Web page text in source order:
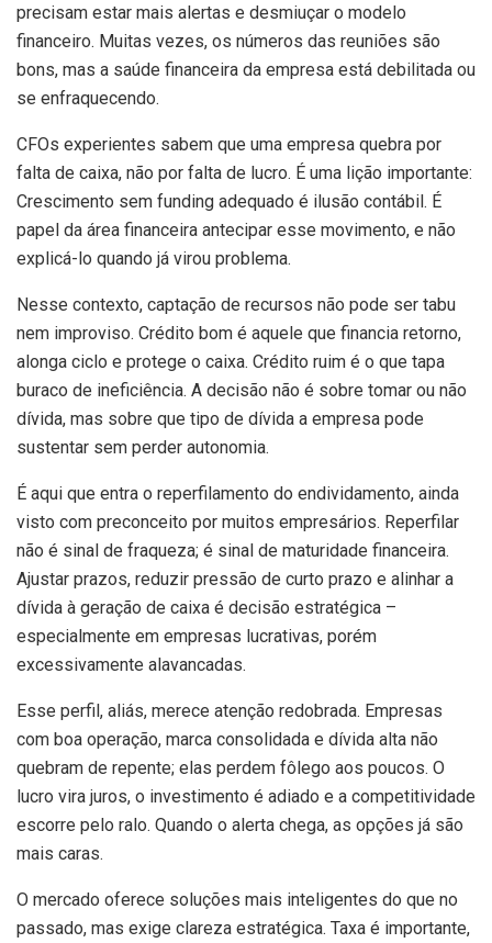
precisam estar mais alertas e desmiuçar o modelo
financeiro. Muitas vezes, os números das reuniões são
bons, mas a saúde financeira da empresa está debilitada ou
se enfraquecendo.
CFOs experientes sabem que uma empresa quebra por
falta de caixa, não por falta de lucro. É uma lição importante:
Crescimento sem funding adequado é ilusão contábil. É
papel da área financeira antecipar esse movimento, e não
explicá-lo quando já virou problema.
Nesse contexto, captação de recursos não pode ser tabu
nem improviso. Crédito bom é aquele que financia retorno,
alonga ciclo e protege o caixa. Crédito ruim é o que tapa
buraco de ineficiência. A decisão não é sobre tomar ou não
dívida, mas sobre que tipo de dívida a empresa pode
sustentar sem perder autonomia.
É aqui que entra o reperfilamento do endividamento, ainda
visto com preconceito por muitos empresários. Reperfilar
não é sinal de fraqueza; é sinal de maturidade financeira.
Ajustar prazos, reduzir pressão de curto prazo e alinhar a
dívida à geração de caixa é decisão estratégica –
especialmente em empresas lucrativas, porém
excessivamente alavancadas.
Esse perfil, aliás, merece atenção redobrada. Empresas
com boa operação, marca consolidada e dívida alta não
quebram de repente; elas perdem fôlego aos poucos. O
lucro vira juros, o investimento é adiado e a competitividade
escorre pelo ralo. Quando o alerta chega, as opções já são
mais caras.
O mercado oferece soluções mais inteligentes do que no
passado, mas exige clareza estratégica. Taxa é importante,